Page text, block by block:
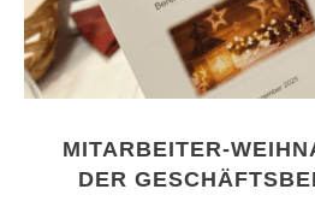
MITARBEITER-
DER